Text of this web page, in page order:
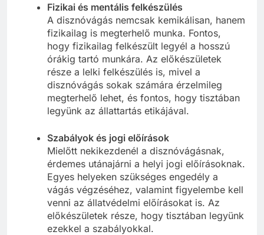
Fizikai és mentális felkészülés
A disznóvágás nemcsak kemikálisan, hanem
fizikailag is megterhelő munka. Fontos,
hogy fizikailag felkészült legyél a hosszú
órákig tartó munkára. Az előkészületek
része a lelki felkészülés is, mivel a
disznóvágás sokak számára érzelmileg
megterhelő lehet, és fontos, hogy tisztában
legyünk az állattartás etikájával.
Szabályok és jogi előírások
Mielőtt nekikezdenél a disznóvágásnak,
érdemes utánajárni a helyi jogi előírásoknak.
Egyes helyeken szükséges engedély a
vágás végzéséhez, valamint figyelembe kell
venni az állatvédelmi előírásokat is. Az
előkészületek része, hogy tisztában legyünk
ezekkel a szabályokkal.